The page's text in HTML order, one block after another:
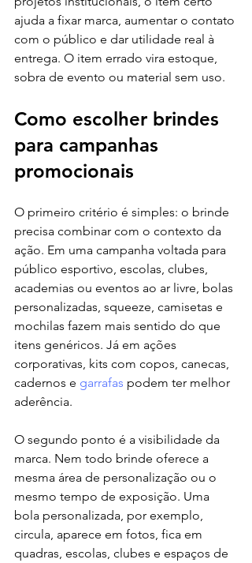
ajuda a fixar marca, aumentar o contato
com o público e dar utilidade real à
entrega. O item errado vira estoque,
sobra de evento ou material sem uso.
Como escolher brindes
para campanhas
promocionais
O primeiro critério é simples: o brinde
precisa combinar com o contexto da
ação. Em uma campanha voltada para
público esportivo, escolas, clubes,
academias ou eventos ao ar livre, bolas
personalizadas, squeeze, camisetas e
mochilas fazem mais sentido do que
itens genéricos. Já em ações
corporativas, kits com copos, canecas,
cadernos e garrafas podem ter melhor
aderência.
O segundo ponto é a visibilidade da
marca. Nem todo brinde oferece a
mesma área de personalização ou o
mesmo tempo de exposição. Uma
bola personalizada, por exemplo,
circula, aparece em fotos, fica em
quadras, escolas, clubes e espaços de